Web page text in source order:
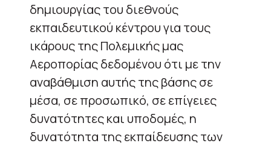
δημιουργίας του διεθνούς
εκπαιδευτικού κέντρου για τους
ικάρους της Πολεμικής μας
Αεροπορίας δεδομένου ότι με την
αναβάθμιση αυτής της βάσης σε
μέσα, σε προσωπικό, σε επίγειες
δυνατότητες και υποδομές, η
δυνατότητα της εκπαίδευσης των